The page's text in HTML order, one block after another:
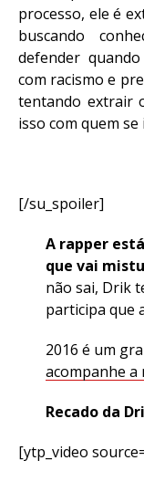
processo, ele é
buscando
defender
com racismo e
tentando extrair
isso com quem
[/su_spoiler]
A rapper
que vai
não sai, Drik
participa que
2016 é um
acompanhe a
Recado da
[ytp_video